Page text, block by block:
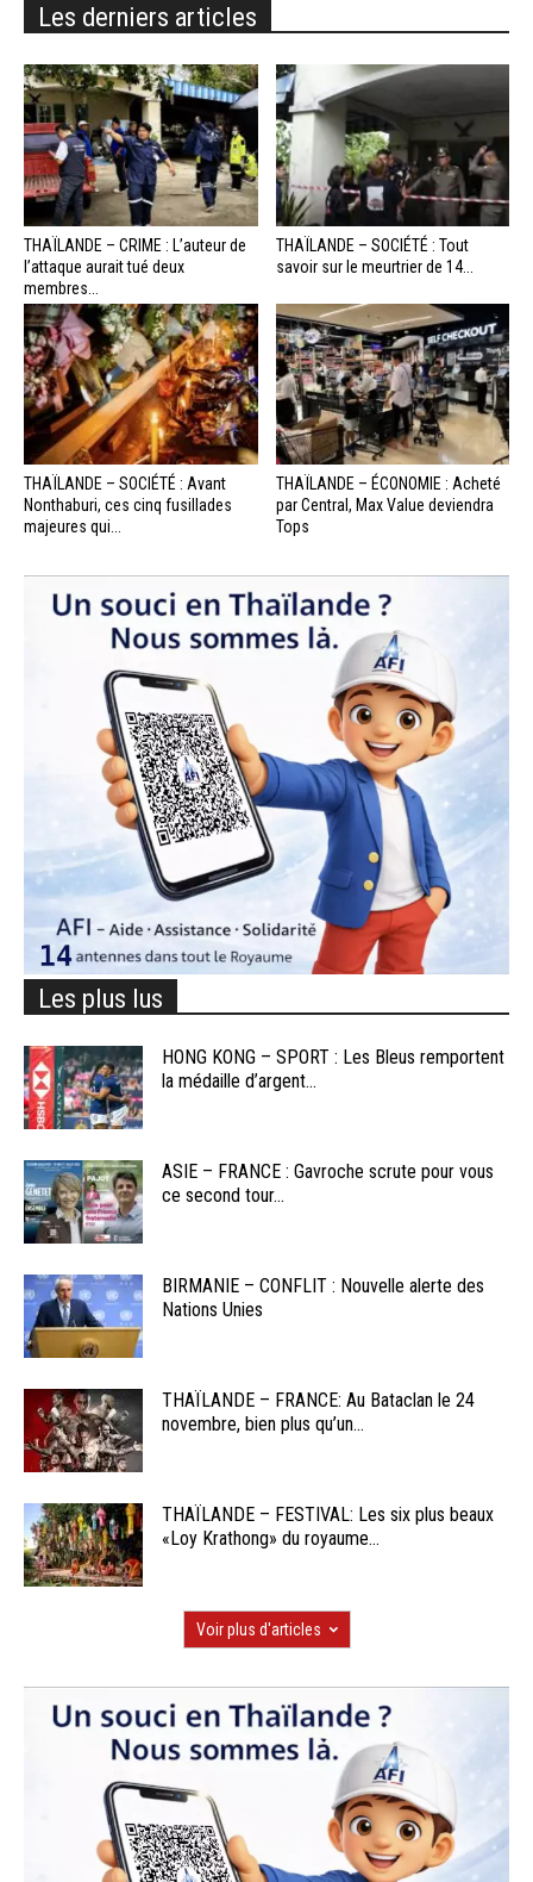
Les derniers articles
THAÏLANDE – CRIME : L’auteur de
l’attaque aurait tué deux
membres...
THAÏLANDE – SOCIÉTÉ : Tout
savoir sur le meurtrier de 14...
THAÏLANDE – SOCIÉTÉ : Avant
Nonthaburi, ces cinq fusillades
majeures qui...
THAÏLANDE – ÉCONOMIE : Acheté
par Central, Max Value deviendra
Tops
Les plus lus
HONG KONG – SPORT : Les Bleus remportent
la médaille d’argent...
ASIE – FRANCE : Gavroche scrute pour vous
ce second tour...
BIRMANIE – CONFLIT : Nouvelle alerte des
Nations Unies
THAÏLANDE – FRANCE: Au Bataclan le 24
novembre, bien plus qu’un...
THAÏLANDE – FESTIVAL: Les six plus beaux
«Loy Krathong» du royaume...
Voir plus d'articles